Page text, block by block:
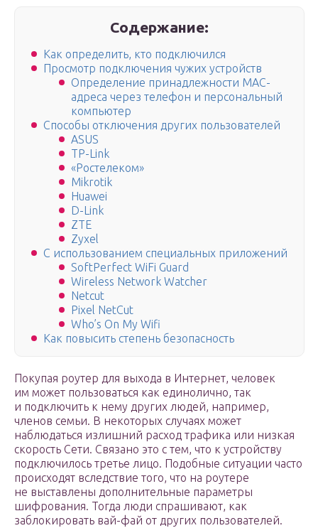
Содержание:
Как определить, кто подключился
Просмотр подключения чужих устройств
Определение принадлежности MAC-
адреса через телефон и персональный
компьютер
Способы отключения других пользователей
ASUS
TP-Link
«Ростелеком»
Mikrotik
Huawei
D-Link
ZTE
Zyxel
С использованием специальных приложений
SoftPerfect WiFi Guard
Wireless Network Watcher
Netcut
Pixel NetCut
Who’s On My Wifi
Как повысить степень безопасность
Покупая роутер для выхода в Интернет, человек
им может пользоваться как единолично, так
и подключить к нему других людей, например,
членов семьи. В некоторых случаях может
наблюдаться излишний расход трафика или низкая
скорость Сети. Связано это с тем, что к устройству
подключилось третье лицо. Подобные ситуации часто
происходят вследствие того, что на роутере
не выставлены дополнительные параметры
шифрования. Тогда люди спрашивают, как
заблокировать вай-фай от других пользователей.